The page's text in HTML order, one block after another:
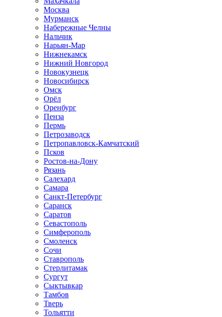
Москва
Мурманск
Набережные Челны
Нальчик
Нарьян-Мар
Нижнекамск
Нижний Новгород
Новокузнецк
Новосибирск
Омск
Орёл
Оренбург
Пенза
Пермь
Петрозаводск
Петропавловск-Камчатский
Псков
Ростов-на-Дону
Рязань
Салехард
Самара
Санкт-Петербург
Саранск
Саратов
Севастополь
Симферополь
Смоленск
Сочи
Ставрополь
Стерлитамак
Сургут
Сыктывкар
Тамбов
Тверь
Тольятти